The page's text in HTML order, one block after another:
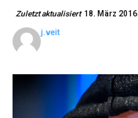
Zuletzt aktualisiert 18. März 2016
j.veit